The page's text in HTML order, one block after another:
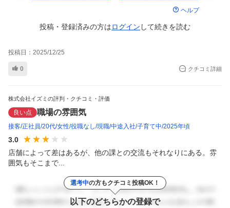
ヘルプ
投稿・登録済みの方はログイン して続きを読む
投稿日： 2025/12/25
0 クチコミ詳細
株式会社イズミの評判・クチコミ・評価
良い点 職場の雰囲気
接客 正社員 20代 女性 役職なし 現職 中途入社 子育て中 2025年頃
3.0
店舗によって差はあるが、他の課との交流もそれなりにある。雰
囲気もそこまで...
選考中の方もクチコミ投稿OK！
以下のどちらかの登録で